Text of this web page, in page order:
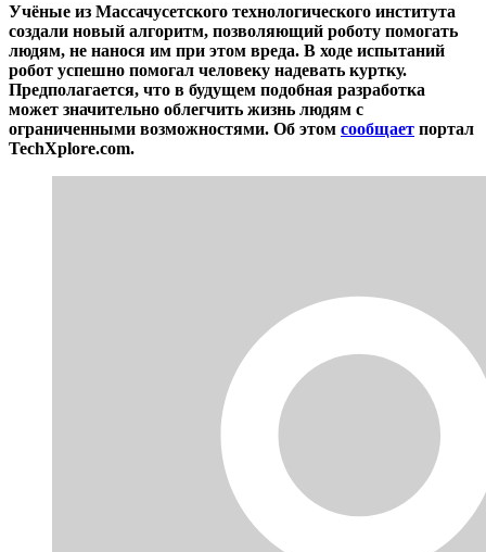
Учёные из Массачусетского технологического института
создали новый алгоритм, позволяющий роботу помогать
людям, не нанося им при этом вреда. В ходе испытаний
робот успешно помогал человеку надевать куртку.
Предполагается, что в будущем подобная разработка
может значительно облегчить жизнь людям с
ограниченными возможностями. Об этом сообщает портал
TechXplore.com.